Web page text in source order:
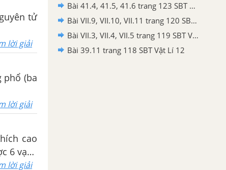
tử
lời giải
phổ (ba
lời giải
cao
6 vạch
lời giải
Bài 41.4, 41.5, 41.6 trang 123 SBT Vật Lí 12
Bài VII.9, VII.10, VII.11 trang 120 SBT Vật Lí 12
Bài VII.3, VII.4, VII.5 trang 119 SBT Vật Lí 12
Bài 39.11 trang 118 SBT Vật Lí 12